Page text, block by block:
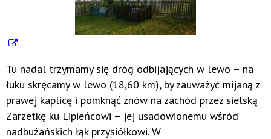
Tu nadal trzymamy się dróg odbijających w lewo – na
łuku skręcamy w lewo (18,60 km), by zauważyć mijaną z
prawej kaplicę i pomknąć znów na zachód przez sielską
Zarzetkę ku Lipieńcowi – jej usadowionemu wśród
nadbużańskich łąk przysiółkowi. W